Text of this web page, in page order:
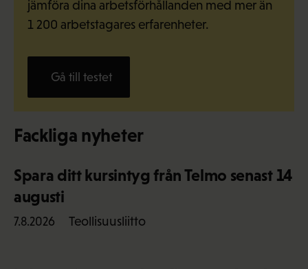
jämföra dina arbetsförhållanden med mer än
1 200 arbetstagares erfarenheter.
Gå till testet
Fackliga nyheter
Spara ditt kursintyg från Telmo senast 14
augusti
7.8.2026 Teollisuusliitto